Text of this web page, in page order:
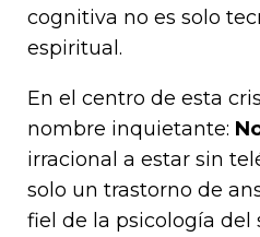
cognitiva no es solo
espiritual.
En el centro de esta
nombre inquietante:
irracional a estar sin
solo un trastorno de
fiel de la psicología del